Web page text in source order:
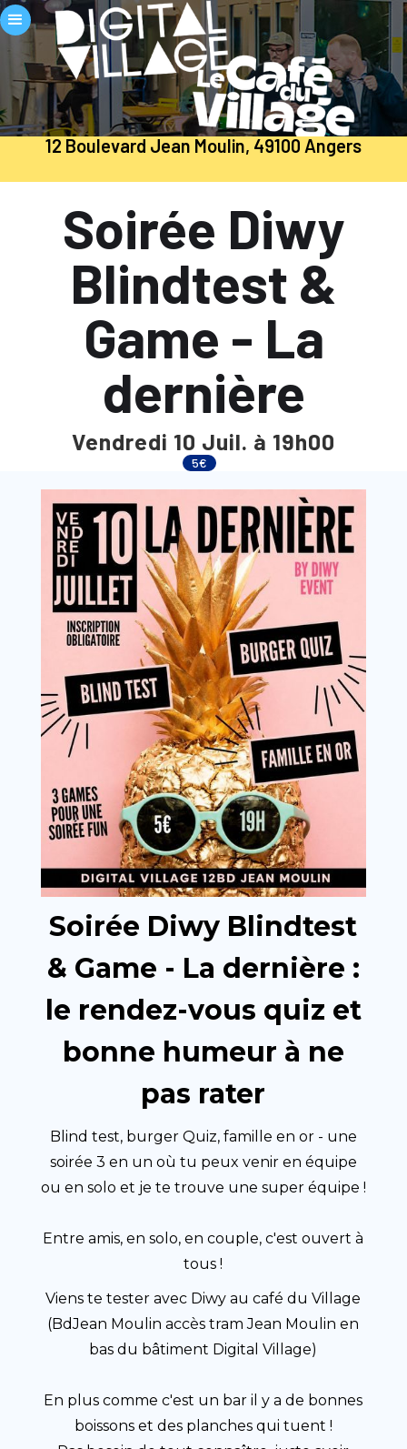
12 Boulevard Jean Moulin, 49100 Angers
Soirée Diwy
Blindtest &
Game - La
dernière
Vendredi 10 Juil. à 19h00
5€
Soirée Diwy Blindtest
& Game - La dernière :
le rendez-vous quiz et
bonne humeur à ne
pas rater
Blind test, burger Quiz, famille en or - une
soirée 3 en un où tu peux venir en équipe
ou en solo et je te trouve une super équipe !
Entre amis, en solo, en couple, c'est ouvert à
tous !
Viens te tester avec Diwy au café du Village
(BdJean Moulin accès tram Jean Moulin en
bas du bâtiment Digital Village)
En plus comme c'est un bar il y a de bonnes
boissons et des planches qui tuent !